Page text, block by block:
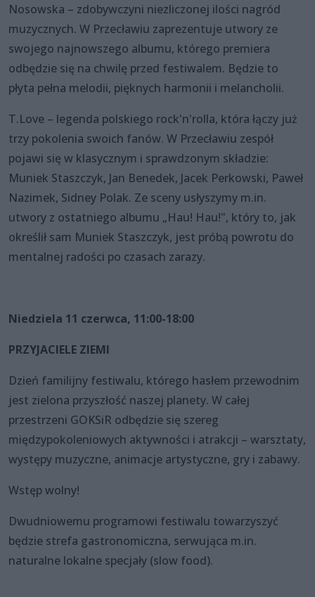
Nosowska – zdobywczyni niezliczonej ilości nagród
muzycznych. W Przecławiu zaprezentuje utwory ze
swojego najnowszego albumu, którego premiera
odbędzie się na chwilę przed festiwalem. Będzie to
płyta pełna melodii, pięknych harmonii i melancholii.
T.Love – legenda polskiego rock'n'rolla, która łączy już
trzy pokolenia swoich fanów. W Przecławiu zespół
pojawi się w klasycznym i sprawdzonym składzie:
Muniek Staszczyk, Jan Benedek, Jacek Perkowski, Paweł
Nazimek, Sidney Polak. Ze sceny usłyszymy m.in.
utwory z ostatniego albumu „Hau! Hau!", który to, jak
określił sam Muniek Staszczyk, jest próbą powrotu do
mentalnej radości po czasach zarazy.
Niedziela 11 czerwca, 11:00-18:00
PRZYJACIELE ZIEMI
Dzień familijny festiwalu, którego hasłem przewodnim
jest zielona przyszłość naszej planety. W całej
przestrzeni GOKSiR odbędzie się szereg
międzypokoleniowych aktywności i atrakcji – warsztaty,
występy muzyczne, animacje artystyczne, gry i zabawy.
Wstęp wolny!
Dwudniowemu programowi festiwalu towarzyszyć
będzie strefa gastronomiczna, serwująca m.in.
naturalne lokalne specjały (slow food).